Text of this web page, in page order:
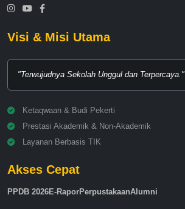
Visi & Misi Utama
"Terwujudnya Sekolah Unggul dan Terpercaya."
Ketaqwaan & Budi Pekerti
Prestasi Akademik & Non-Akademik
Layanan Berbasis TIK
Akses Cepat
PPDB 2026E-RaporPerpustakaanAlumni